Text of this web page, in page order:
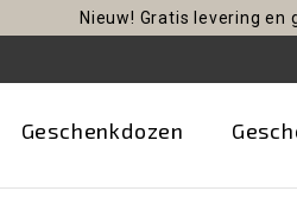
Nieuw! Gratis levering
Geschenkdozen